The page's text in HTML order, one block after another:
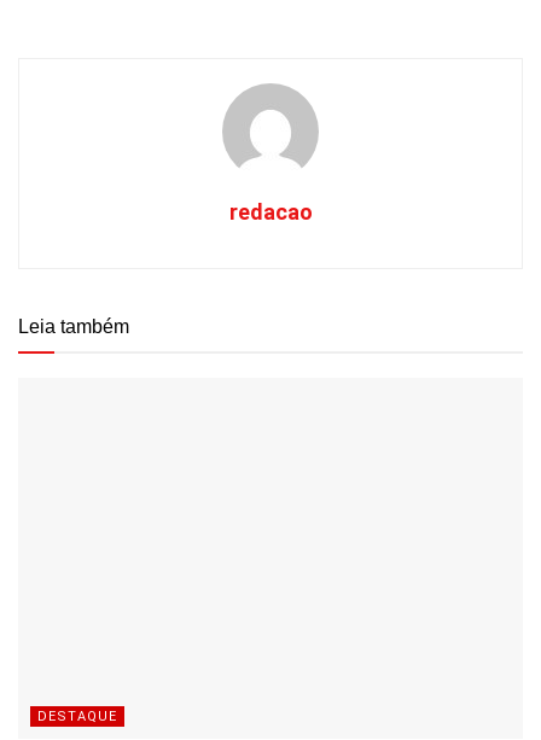
redacao
Leia também
DESTAQUE